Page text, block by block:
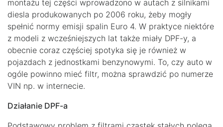
montażu tej części wprowadzono w autach z silnikami
diesla produkowanych po 2006 roku, żeby mogły
spełnić normy emisji spalin Euro 4. W praktyce niektóre
z modeli z wcześniejszych lat także miały DPF-y, a
obecnie coraz częściej spotyka się je również w
pojazdach z jednostkami benzynowymi. To, czy auto w
ogóle powinno mieć filtr, można sprawdzić po numerze
VIN np. w internecie.
Działanie DPF-a